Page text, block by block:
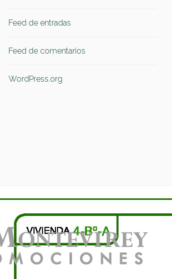
Feed de entradas
Feed de comentarios
WordPress.org